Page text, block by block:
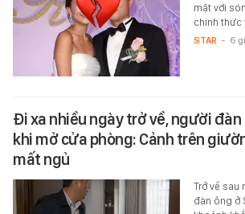
mặt với
chính thức
STAR - 6
Đi xa nhiều ngày trở về, người
khi mở cửa phòng: Cảnh trên
mất ngủ
Trở về sau
đàn ông ở